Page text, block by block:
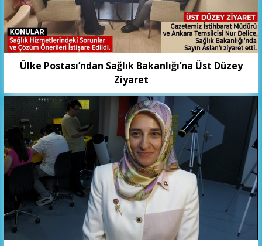
Ülke Postası’ndan Sağlık Bakanlığı’na Üst Düzey
Ziyaret